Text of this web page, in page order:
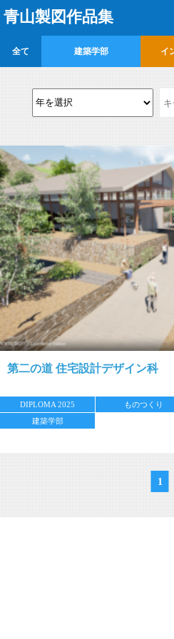
青山製図作品集
全て 建築学部 イ
第二の道 住宅設計デザイン科
DIPLOMA 2025 ものつくり
建築学部
1